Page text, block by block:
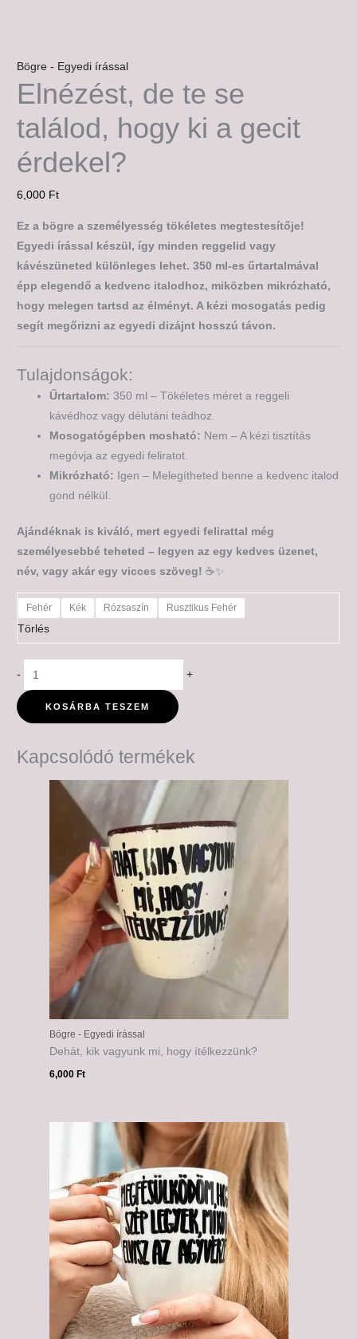
Bögre - Egyedi írással
Elnézést, de te se
találod, hogy ki a gecit
érdekel?
6,000 Ft
Ez a bögre a személyesség tökéletes megtestesítője!
Egyedi írással készül, így minden reggelid vagy
kávészüneted különleges lehet. 350 ml-es űrtartalmával
épp elegendő a kedvenc italodhoz, miközben mikrózható,
hogy melegen tartsd az élményt. A kézi mosogatás pedig
segít megőrizni az egyedi dizájnt hosszú távon.
Tulajdonságok:
Űrtartalom: 350 ml – Tökéletes méret a reggeli
kávédhoz vagy délutáni teádhoz.
Mosogatógépben mosható: Nem – A kézi tisztítás
megóvja az egyedi feliratot.
Mikrózható: Igen – Melegítheted benne a kedvenc italod
gond nélkül.
Ajándéknak is kiváló, mert egyedi felirattal még
személyesebbé teheted – legyen az egy kedves üzenet,
név, vagy akár egy vicces szöveg! ☕✨
Fehér Kék Rózsaszín Rusztikus Fehér
Törlés
- +
KOSÁRBA TESZEM
Kapcsolódó termékek
Bögre - Egyedi írással
Dehát, kik vagyunk mi, hogy ítélkezzünk?
6,000 Ft